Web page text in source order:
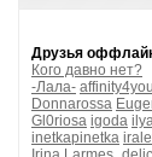
Друзья
Кого давно нет?
-Лала- affinity4you
Donnarossa
Gl0riosa igoda
inetkapinetka